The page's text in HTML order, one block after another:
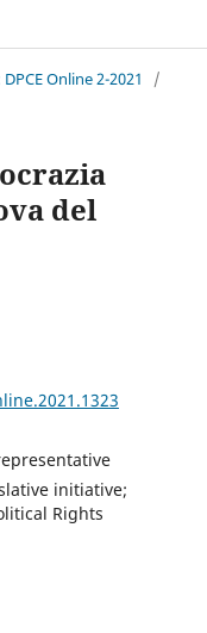
Online 2-2021
/
del
initiative;
Rights